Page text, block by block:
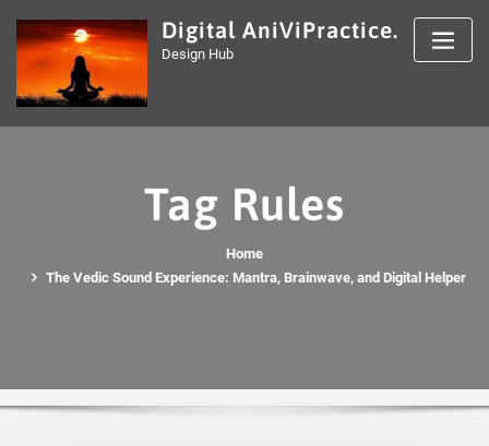
content
Digital AniViPractice.
Design Hub
Tag Rules
Home
The Vedic Sound Experience: Mantra, Brainwave, and Digital Helper